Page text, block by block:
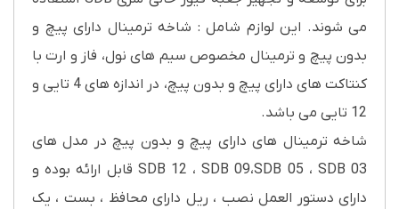
می شوند. این لوازم شامل : شاخه ترمینال دارای پیچ و
بدون پیچ و ترمینال مخصوص سیم های نول، فاز و ارت با
کنتاکت های دارای پیچ و بدون پیچ، در اندازه های 4 تایی و
12 تایی می باشد.
شاخه ترمینال های دارای پیچ و بدون پیچ در مدل های
SDB 12 ، SDB 09،SDB 05 ، SDB 03 قابل ارائه بوده و
دارای دستور العمل نصب ، ریل دارای محافظ ، بست ، یک